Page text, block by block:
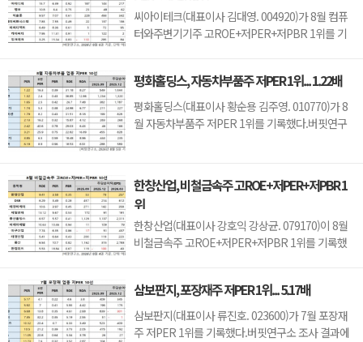
성우테크론은 1분기 매출액 118억원, 영업이익 14
억원으로 전년...
씨아이테크(대표이사 김대영. 004920)가 8월 컴퓨
터와주변기기주 고ROE+저PER+저PBR 1위를 기
차지했으며, 아이디스홀딩스(054800), 오픈베이스
(049480), 아이디피(332370)가 뒤를 이었다.씨아이
테크는 지난 1분기 매출액 66억원, 영업손실 15억원
평화홀딩스, 자동차부품주 저PER 1위... 1.22배
평화홀딩스(대표이사 황순용 김주영. 010770)가 8
월 자동차부품주 저PER 1위를 기록했다.버핏연구
리티(018500)(1.74)가 뒤를 이었다.평화홀딩스는 1
분기 매출액 2251억원, 영업이익 123억원으로 전년
동기대비 ...
한창산업, 비철금속주 고ROE+저PER+저PBR 1
위
한창산업(대표이사 강호익 강상균. 079170)이 8월
비철금속주 고ROE+저PER+저PBR 1위를 기록했
DSR(155660), 태경비케이(014580), 제일연마
(001560)가 뒤를 이었다.한창산업은 지난 1분기 매
출액 212억원, 영업이익 7억원으로 전년동기대비
삼보판지, 포장재주 저PER 1위... 5.17배
삼보판지(대표이사 류진호. 023600)가 7월 포장재
주 저PER 1위를 기록했다.버핏연구소 조사 결과에